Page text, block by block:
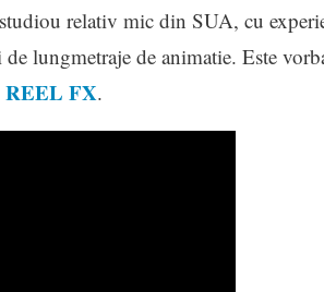
relativ mic din SUA, cu
lungmetraje de animatie. Este
REEL FX.